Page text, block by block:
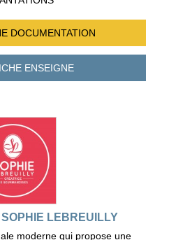
DOCUMENTATION
ENSEIGNE
LEBREUILLY
moderne qui propose une